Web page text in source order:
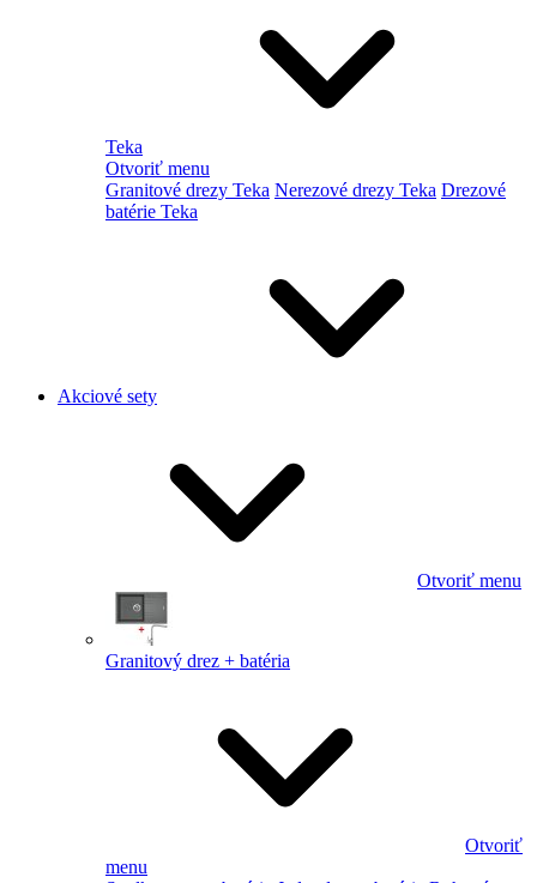
Teka
Otvoriť menu
Granitové drezy Teka Nerezové drezy Teka Drezové
batérie Teka
Akciové sety
Otvoriť menu
Granitový drez + batéria
Otvoriť
menu